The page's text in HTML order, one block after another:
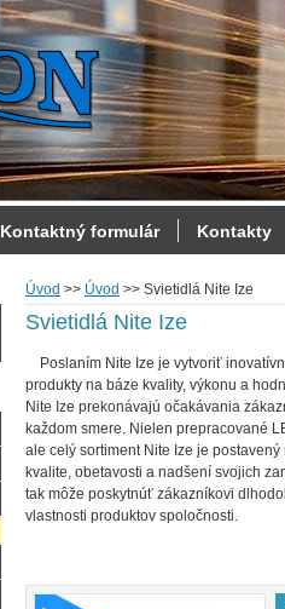
Úvod >> Úvod >> Svietidlá Nite Ize
Svietidlá Nite Ize
Poslaním Nite Ize je vytvoriť
produkty na báze kvality, výkonu a
Nite Ize prekonávajú očakávania
každom smere. Nielen prepracované
ale celý sortiment Nite Ize je postavený
kvalite, obetavosti a nadšení svojich
tak môže poskytnúť zákazníkovi
vlastnosti produktov spoločnosti.
Kontaktný formulár Kontakty